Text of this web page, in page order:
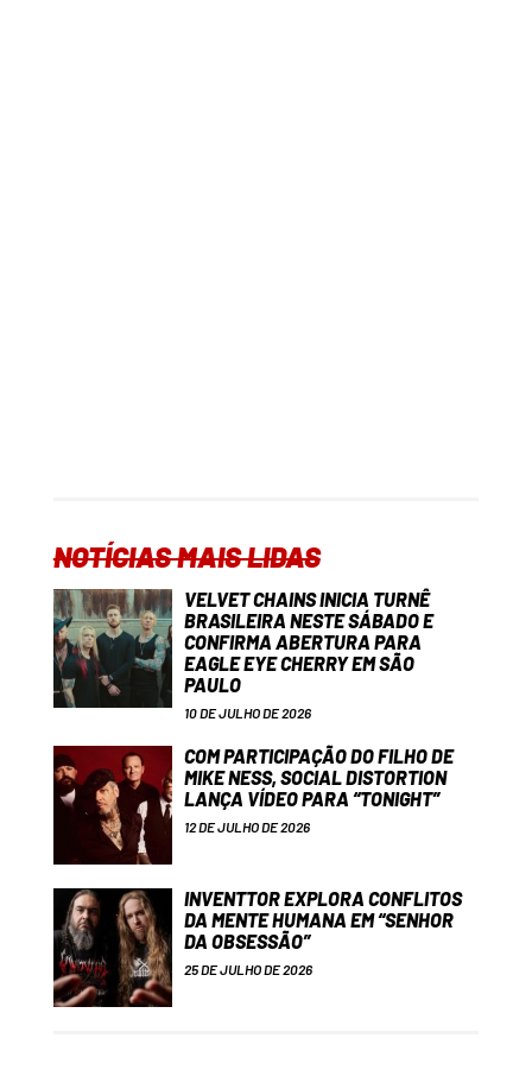
NOTÍCIAS MAIS LIDAS
VELVET CHAINS INICIA TURNÊ
BRASILEIRA NESTE SÁBADO E
CONFIRMA ABERTURA PARA
EAGLE EYE CHERRY EM SÃO
PAULO
10 DE JULHO DE 2026
COM PARTICIPAÇÃO DO FILHO DE
MIKE NESS, SOCIAL DISTORTION
LANÇA VÍDEO PARA “TONIGHT”
12 DE JULHO DE 2026
INVENTTOR EXPLORA CONFLITOS
DA MENTE HUMANA EM “SENHOR
DA OBSESSÃO”
25 DE JULHO DE 2026